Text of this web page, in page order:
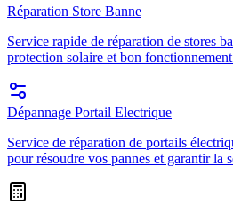
Réparation Store Banne
Service rapide de réparation de stores
protection solaire et bon
Dépannage Portail Electrique
Service de réparation de portails
pour résoudre vos pannes et garantir la